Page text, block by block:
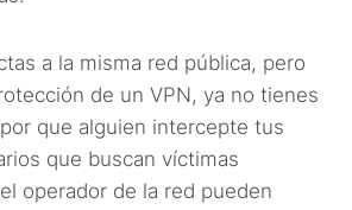
a la misma red pública, pero
de un VPN, ya no tienes
que alguien intercepte tus
que buscan víctimas
operador de la red pueden